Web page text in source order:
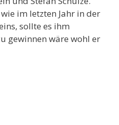
im letzten Jahr in der
sollte es ihm
gewinnen wäre wohl er